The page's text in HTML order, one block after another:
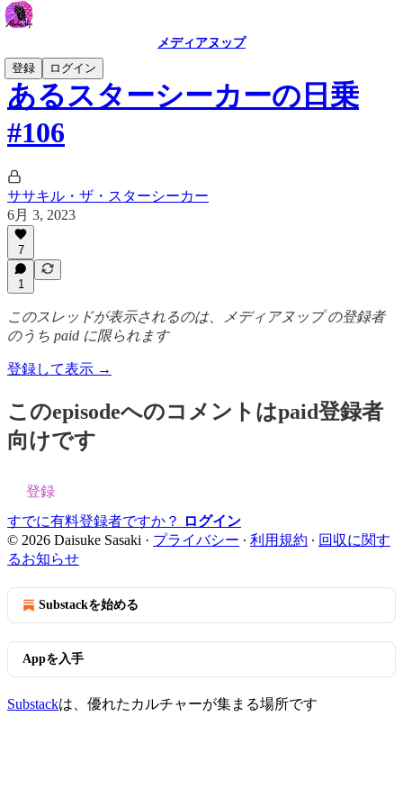
メディアヌップ
登録
ログイン
あるスターシーカーの日乗
#106
ササキル・ザ・スターシーカー
6月 3, 2023
7
1
このスレッドが表示されるのは、メディアヌップ の登録者
のうち paid に限られます
登録して表示 →
このepisodeへのコメントはpaid登録者
向けです
登録
すでに有料登録者ですか？
ログイン
© 2026 Daisuke Sasaki · プライバシー ∙ 利用規約 ∙ 回収に関す
るお知らせ
Substackを始める
Appを入手
Substackは、優れたカルチャーが集まる場所です